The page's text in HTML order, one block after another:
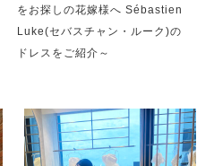
をお探しの花嫁様へ Sébastien
Luke(セバスチャン・ルーク)の
ドレスをご紹介～